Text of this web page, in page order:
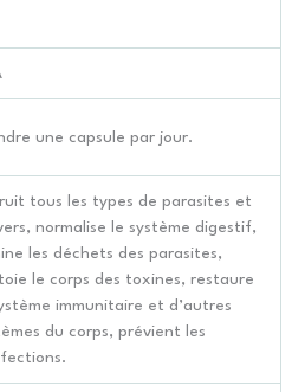
une capsule par jour.
tous les types de parasites et
normalise le système digestif,
les déchets des parasites,
le corps des toxines, restaure
immunitaire et d’autres
du corps, prévient les